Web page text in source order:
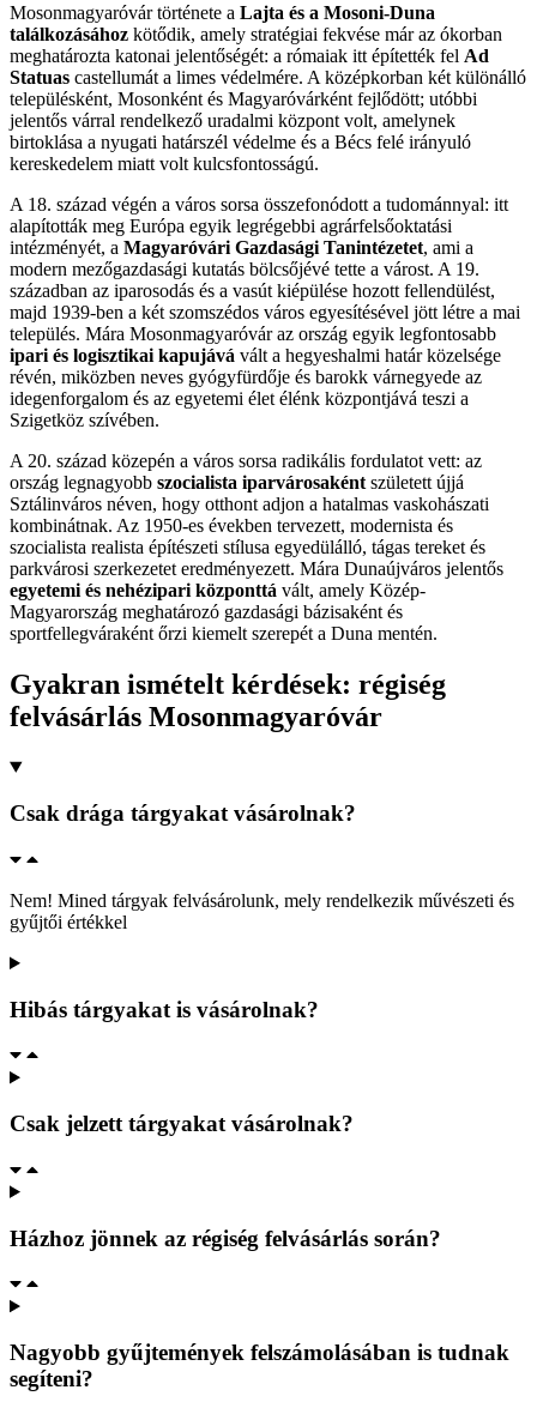
Mosonmagyaróvár története a Lajta és a Mosoni-Duna
találkozásához kötődik, amely stratégiai fekvése már az ókorban
meghatározta katonai jelentőségét: a rómaiak itt építették fel Ad
Statuas castellumát a limes védelmére. A középkorban két különálló
településként, Mosonként és Magyaróvárként fejlődött; utóbbi
jelentős várral rendelkező uradalmi központ volt, amelynek
birtoklása a nyugati határszél védelme és a Bécs felé irányuló
kereskedelem miatt volt kulcsfontosságú.
A 18. század végén a város sorsa összefonódott a tudománnyal: itt
alapították meg Európa egyik legrégebbi agrárfelsőoktatási
intézményét, a Magyaróvári Gazdasági Tanintézetet, ami a
modern mezőgazdasági kutatás bölcsőjévé tette a várost. A 19.
században az iparosodás és a vasút kiépülése hozott fellendülést,
majd 1939-ben a két szomszédos város egyesítésével jött létre a mai
település. Mára Mosonmagyaróvár az ország egyik legfontosabb
ipari és logisztikai kapujává vált a hegyeshalmi határ közelsége
révén, miközben neves gyógyfürdője és barokk várnegyede az
idegenforgalom és az egyetemi élet élénk központjává teszi a
Szigetköz szívében.
A 20. század közepén a város sorsa radikális fordulatot vett: az
ország legnagyobb szocialista iparvárosaként született újjá
Sztálinváros néven, hogy otthont adjon a hatalmas vaskohászati
kombinátnak. Az 1950-es években tervezett, modernista és
szocialista realista építészeti stílusa egyedülálló, tágas tereket és
parkvárosi szerkezetet eredményezett. Mára Dunaújváros jelentős
egyetemi és nehézipari központtá vált, amely Közép-
Magyarország meghatározó gazdasági bázisaként és
sportfellegváraként őrzi kiemelt szerepét a Duna mentén.
Gyakran ismételt kérdések: régiség
felvásárlás Mosonmagyaróvár
Csak drága tárgyakat vásárolnak?
Nem! Mined tárgyak felvásárolunk, mely rendelkezik művészeti és
gyűjtői értékkel
Hibás tárgyakat is vásárolnak?
Csak jelzett tárgyakat vásárolnak?
Házhoz jönnek az régiség felvásárlás során?
Nagyobb gyűjtemények felszámolásában is tudnak
segíteni?